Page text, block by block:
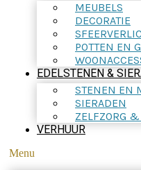
MEUBELS
DECORATIE
POTTEN EN
EDELSTENEN &
STENEN EN
SIERADEN
ZELFZORG
VERHUUR
Menu